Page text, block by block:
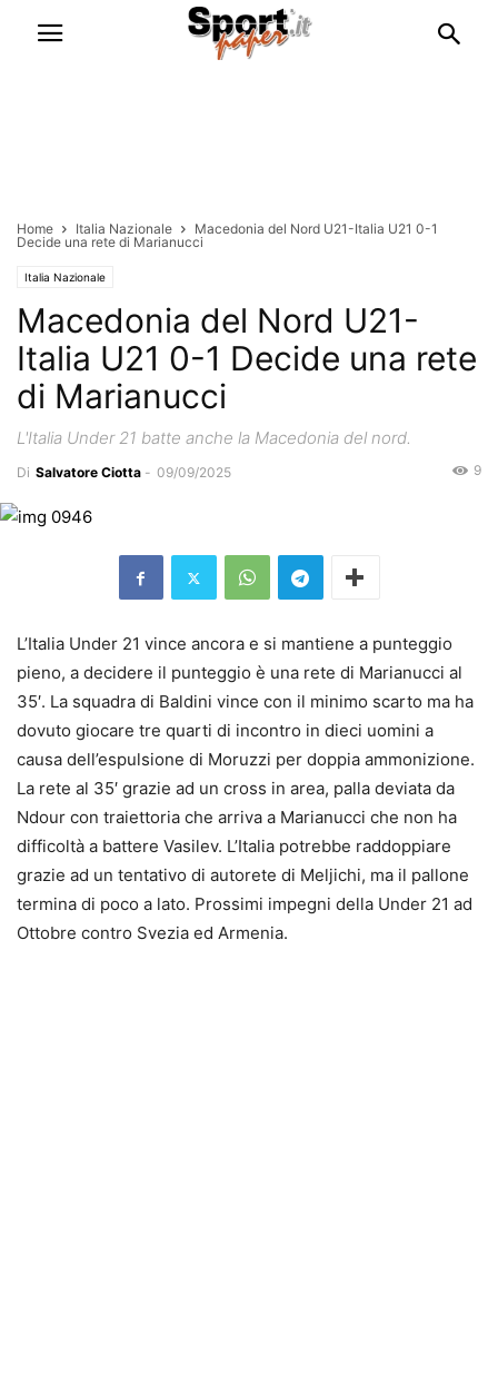
Home Italia Nazionale
Macedonia del Nord U21-Italia U21 0-1
Decide una rete di Marianucci
Italia Nazionale
Macedonia del Nord U21-
Italia U21 0-1 Decide una rete
di Marianucci
L'Italia Under 21 batte anche la Macedonia del nord.
Di Salvatore Ciotta - 09/09/2025 9
L’Italia Under 21 vince ancora e si mantiene a punteggio
pieno, a decidere il punteggio è una rete di Marianucci al
35′. La squadra di Baldini vince con il minimo scarto ma ha
dovuto giocare tre quarti di incontro in dieci uomini a
causa dell’espulsione di Moruzzi per doppia ammonizione.
La rete al 35′ grazie ad un cross in area, palla deviata da
Ndour con traiettoria che arriva a Marianucci che non ha
difficoltà a battere Vasilev. L’Italia potrebbe raddoppiare
grazie ad un tentativo di autorete di Meljichi, ma il pallone
termina di poco a lato. Prossimi impegni della Under 21 ad
Ottobre contro Svezia ed Armenia.